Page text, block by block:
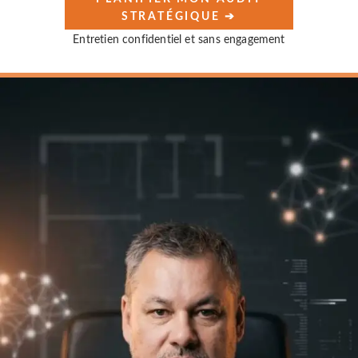
STRATÉGIQUE ➔
Entretien confidentiel et sans engagement